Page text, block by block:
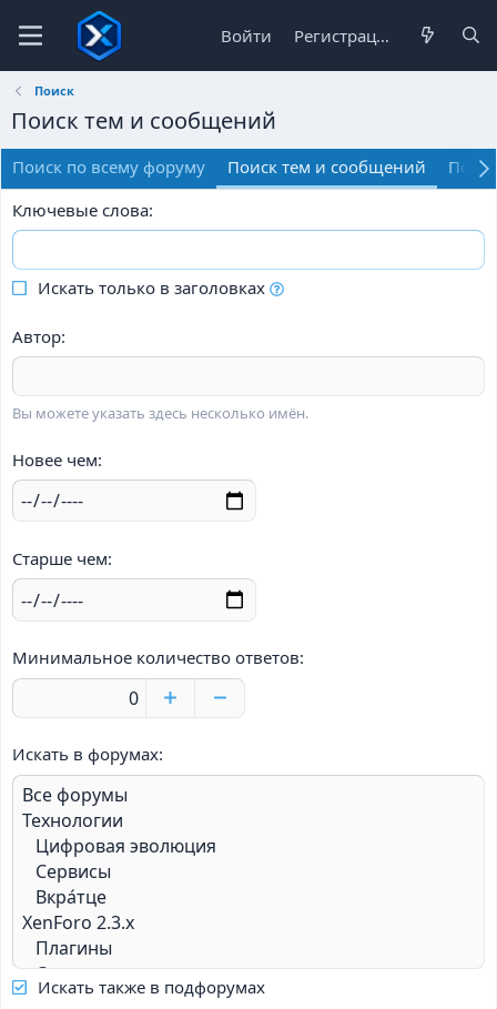
Войти Регистрация
Поиск
Поиск тем и сообщений
Поиск по всему форуму Поиск тем и сообщений
Ключевые слова
Искать только в заголовках
Автор
Вы можете указать здесь несколько имён.
Новее чем
Старше чем
Минимальное количество ответов
Искать в форумах
Искать также в подфорумах